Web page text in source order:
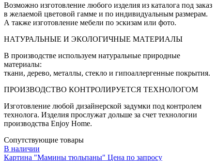
Возможно изготовление любого изделия из каталога под заказ
в желаемой цветовой гамме и по индивидуальным размерам.
А также изготовление мебели по эскизам или фото.
НАТУРАЛЬНЫЕ И ЭКОЛОГИЧНЫЕ МАТЕРИАЛЫ
В производстве используем натуральные природные
материалы:
ткани, дерево, металлы, стекло и гипоаллергенные покрытия.
ПРОИЗВОДСТВО КОНТРОЛИРУЕТСЯ ТЕХНОЛОГОМ
Изготовление любой дизайнерской задумки под контролем
технолога. Изделия прослужат дольше за счет технологии
производства Enjoy Home.
Сопутствующие товары
В наличии
Картина "Мамины тюльпаны" Цена по запросу